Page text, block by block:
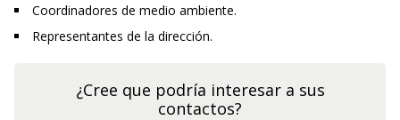
Coordinadores de medio ambiente.
Representantes de la dirección.
¿Cree que podría interesar a sus
contactos?